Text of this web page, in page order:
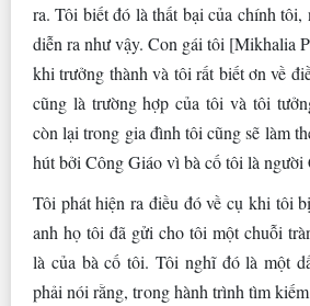
ra. Tôi biết đó là thất bại của chính tôi,
diễn ra như vậy. Con gái tôi [Mikhalia
khi trưởng thành và tôi rất biết ơn về
cũng là trường hợp của tôi và tôi
còn lại trong gia đình tôi cũng sẽ làm
hút bởi Công Giáo vì bà cố tôi là
Tôi phát hiện ra điều đó về cụ khi tôi
anh họ tôi đã gửi cho tôi một chuỗi
là của bà cố tôi. Tôi nghĩ đó là một
phải nói rằng, trong hành trình tìm